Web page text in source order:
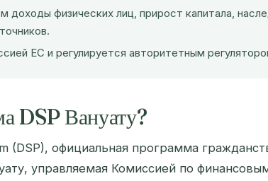
доходы физических лиц, прирост капитала,
ЕС и регулируется авторитетным
DSP Вануату?
(DSP), официальная программа
управляемая Комиссией по